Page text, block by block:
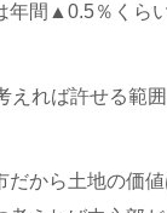
年間▲0.5％くらい
れば許せる範囲
だから土地の価